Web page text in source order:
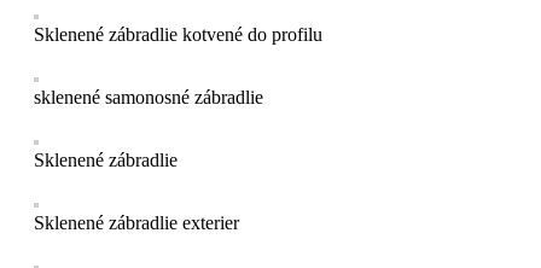
Sklenené zábradlie kotvené do profilu
sklenené samonosné zábradlie
Sklenené zábradlie
Sklenené zábradlie exterier